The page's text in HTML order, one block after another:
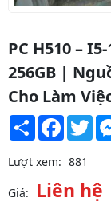
PC H510 –
256GB |
Cho Làm
Share
Lượt xem: 881
Giá: Liên hệ